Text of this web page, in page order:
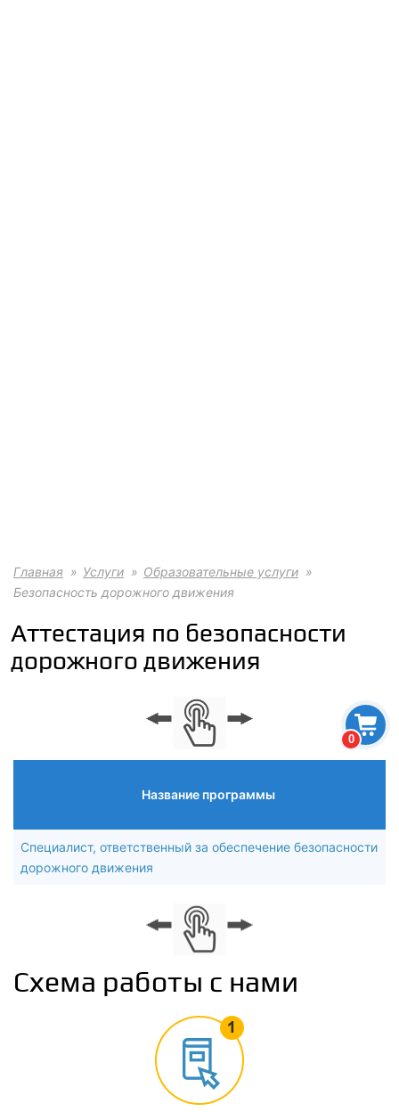
0
Главная Услуги
Образовательные услуги
Безопасность дорожного движения
Аттестация по безопасности
дорожного движения
Название программы
Специалист, ответственный за обеспечение безопасности
дорожного движения
Схема работы с нами